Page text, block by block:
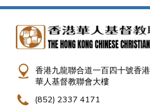
香港九龍聯合道一百四十號香港
華人基督教聯會大樓
(852) 2337 4171